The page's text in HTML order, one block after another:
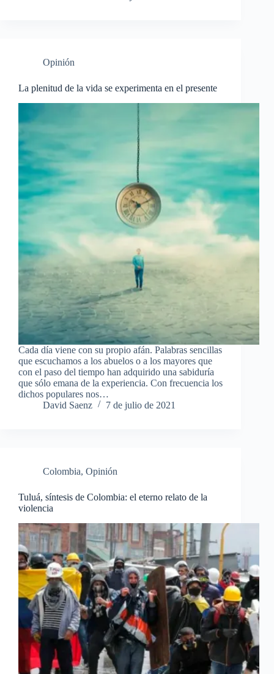
Opinión
La plenitud de la vida se experimenta en el presente
Cada día viene con su propio afán. Palabras sencillas
que escuchamos a los abuelos o a los mayores que
con el paso del tiempo han adquirido una sabiduría
que sólo emana de la experiencia. Con frecuencia los
dichos populares nos…
David Saenz
7 de julio de 2021
Colombia, Opinión
Tuluá, síntesis de Colombia: el eterno relato de la
violencia